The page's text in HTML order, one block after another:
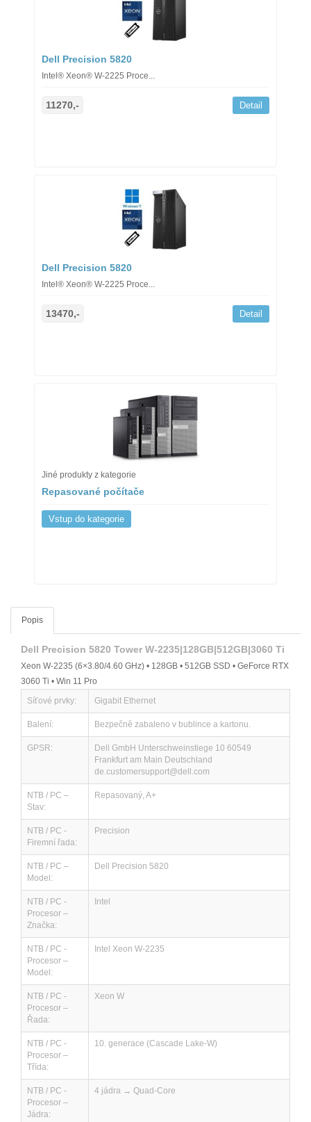
Dell Precision 5820
Intel® Xeon® W-2225 Proce...
11270,- Detail
Dell Precision 5820
Intel® Xeon® W-2225 Proce...
13470,- Detail
Jiné produkty z kategorie
Repasované počítače
Vstup do kategorie
Popis
Dell Precision 5820 Tower W-2235|128GB|512GB|3060 Ti
Xeon W-2235 (6×3.80/4.60 GHz) • 128GB • 512GB SSD • GeForce RTX
3060 Ti • Win 11 Pro
Síťové prvky:
Gigabit Ethernet
Balení: Bezpečně zabaleno v bublince a kartonu.
GPSR:
Dell GmbH Unterschweinstiege 10 60549
Frankfurt am Main Deutschland
de.customersupport@dell.com
NTB / PC –
Stav:
Repasovaný, A+
NTB / PC -
Firemní řada:
Precision
NTB / PC –
Model:
Dell Precision 5820
NTB / PC -
Procesor –
Značka:
Intel
NTB / PC -
Procesor –
Model:
Intel Xeon W-2235
NTB / PC -
Procesor –
Řada:
Xeon W
NTB / PC -
Procesor –
Třída:
10. generace (Cascade Lake-W)
NTB / PC -
Procesor –
Jádra:
4 jádra → Quad-Core